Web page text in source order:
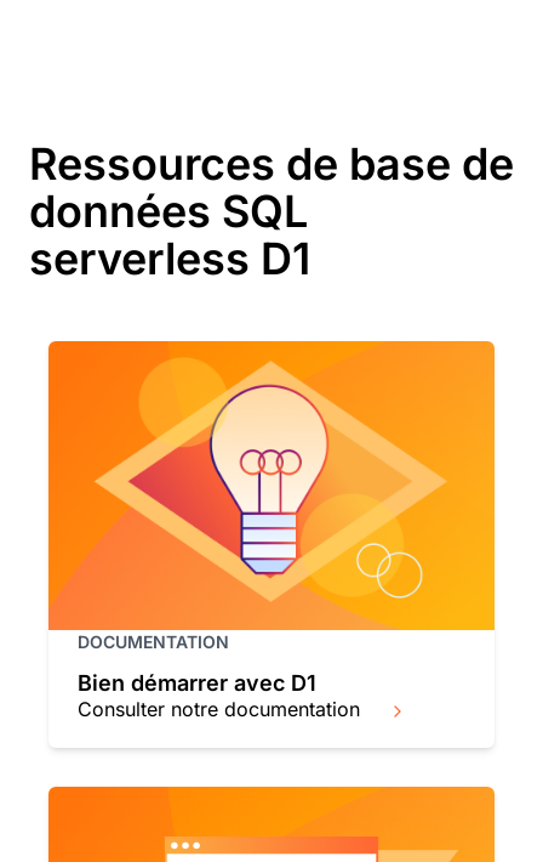
Ressources de base de
données SQL
serverless D1
DOCUMENTATION
Bien démarrer avec D1
Consulter notre documentation